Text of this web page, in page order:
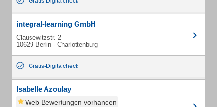
integral-learning GmbH
Clausewitzstr. 2
10629 Berlin - Charlottenburg
Gratis-Digitalcheck
Isabelle Azoulay
Web Bewertungen vorhanden